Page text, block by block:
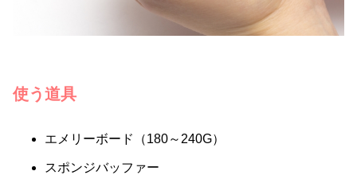
使う道具
エメリーボード（180～240G）
スポンジバッファー